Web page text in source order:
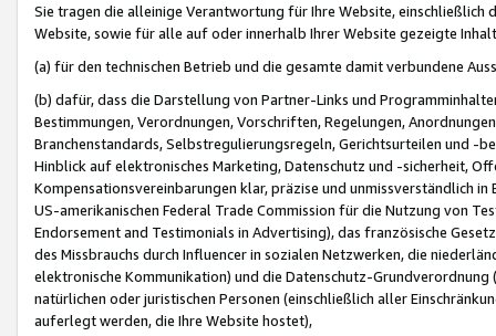
Sie tragen die alleinige Verantwortung für Ihre Website,
Website, sowie für alle auf oder innerhalb Ihrer Website gezeigte
(a) für den technischen Betrieb und die gesamte damit verbundene
(b) dafür, dass die Darstellung von Partner-Links und
Bestimmungen, Verordnungen, Vorschriften, Regelungen,
Branchenstandards, Selbstregulierungsregeln, Gerichtsurteilen und -
Hinblick auf elektronisches Marketing, Datenschutz und -sicherheit,
Kompensationsvereinbarungen klar, präzise und unmissverständlich
US-amerikanischen Federal Trade Commission für die Nutzung von
Endorsement and Testimonials in Advertising), das französische
des Missbrauchs durch Influencer in sozialen Netzwerken, die
elektronische Kommunikation) und die Datenschutz-
natürlichen oder juristischen Personen (einschließlich aller
auferlegt werden, die Ihre Website hostet),